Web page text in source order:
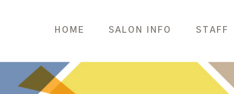
HOME SALON INFO STAFF